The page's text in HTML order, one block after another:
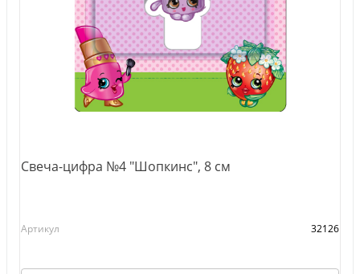
Свеча-цифра №4 "Шопкинс", 8 см
Артикул 32126